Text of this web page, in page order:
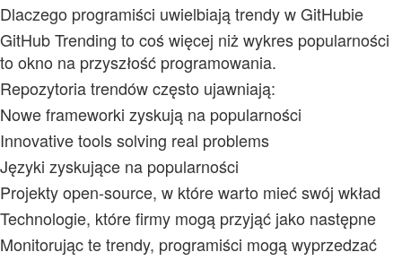
Dlaczego programiści uwielbiają trendy w GitHubie
GitHub Trending to coś więcej niż wykres popularności
to okno na przyszłość programowania.
Repozytoria trendów często ujawniają:
Nowe frameworki zyskują na popularności
Innovative tools solving real problems
Języki zyskujące na popularności
Projekty open-source, w które warto mieć swój wkład
Technologie, które firmy mogą przyjąć jako następne
Monitorując te trendy, programiści mogą wyprzedzać